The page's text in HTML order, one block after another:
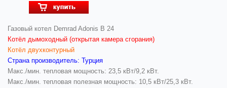
Газовый котел Demrad Adonis B 24
Котёл дымоходный (открытая камера сгорания)
Котёл двухконтурный
Страна производитель: Турция
Макс./мин. тепловая мощность: 23,5 кВт/9,2 кВт.
Макс./мин. тепловая полезная мощность: 10,5 кВт/25,3 кВт.